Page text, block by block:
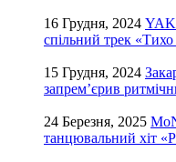
16 Грудня, 2024
спільний трек «Тихо
15 Грудня, 2024
запрем’єрив
24 Березня, 2025
танцювальний хіт